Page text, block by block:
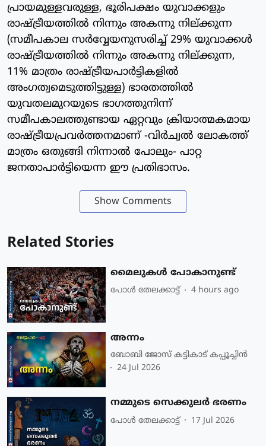
പ്രായമുള്ളവരുള്ള, ഭൂരിപക്ഷം യുവാക്കളും
രാഷ്ട്രീയത്തിൽ നിന്നും അകന്നു നില്ക്കുന്ന
(സമീപകാല സർവ്വേയനുസരിച്ച് 29% യുവാക്കൾ
രാഷ്ട്രീയത്തിൽ നിന്നും അകന്നു നില്ക്കുന്ന,
11% മാത്രം രാഷ്ട്രീയപാർട്ടികളിൽ
അംഗത്വമെടുത്തിട്ടുള്ള) ഭാരതത്തിൽ
യുവതലമുറയുടെ ഭാഗത്തുനിന്ന്
സമീപകാലത്തുണ്ടായ ഏറ്റവും ക്രിയാത്മകമായ
രാഷ്ട്രീയപ്രവർത്തനമാണ് -വിർച്വൽ ലോകത്ത്
മാത്രം ഒതുങ്ങി നിന്നാൽ പോലും- പാറ്റ
ജനതാപാർട്ടിയെന്ന ഈ പ്രതിഭാസം.
Show Comments
Related Stories
മൈലുകൾ പോകാനുണ്ട്
പോള്‍ തേലക്കാട്ട്‌ 4 hours ago
അന്നം
ബോബി ജോസ് കട്ടികാട് കപ്പൂച്ചിൻ
24 Jul 2026
നമ്മുടെ സെക്കുലർ ഭരണം
പോള്‍ തേലക്കാട്ട്‌ 17 Jul 2026